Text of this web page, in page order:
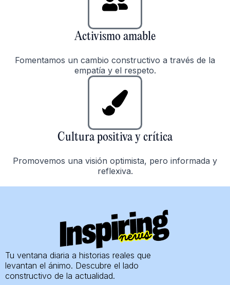
Activismo amable
Fomentamos un cambio constructivo a través de la
empatía y el respeto.
Cultura positiva y crítica
Promovemos una visión optimista, pero informada y
reflexiva.
Tu ventana diaria a historias reales que
levantan el ánimo. Descubre el lado
constructivo de la actualidad.